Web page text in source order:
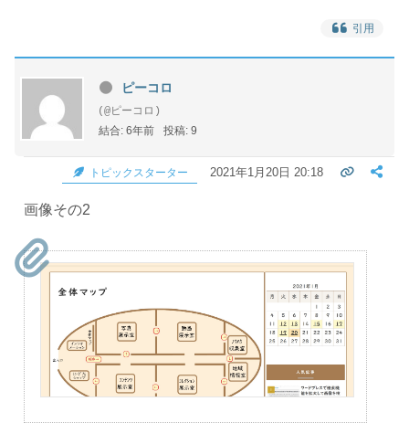
引用
ピーコロ
(@ピーコロ)
結合: 6年前
投稿: 9
トピックスターター 2021年1月20日 20:18
画像その2